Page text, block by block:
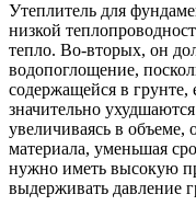
Утеплитель для
низкой
тепло. Во-вторых, он
водопоглощение,
содержащейся в грунте,
значительно
увеличиваясь в объеме,
материала, уменьшая
нужно иметь высокую
выдерживать давление